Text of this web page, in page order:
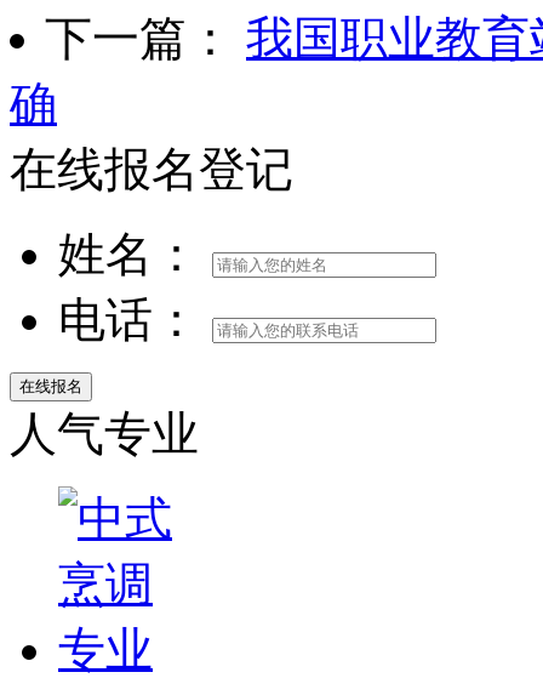
下一篇： 我国职业教
确
在线报名登记
姓名：
电话：
人气专业